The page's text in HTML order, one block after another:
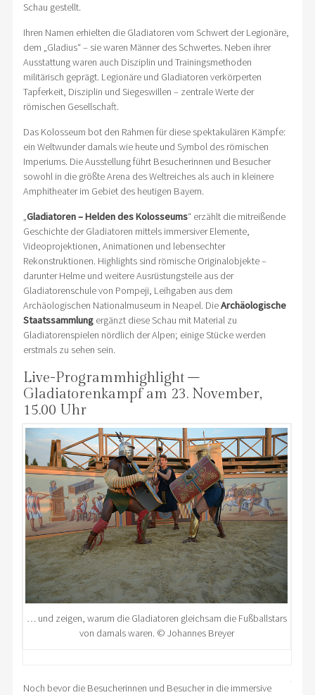
Schau gestellt.
Ihren Namen erhielten die Gladiatoren vom Schwert der Legionäre,
dem „Gladius“ – sie waren Männer des Schwertes. Neben ihrer
Ausstattung waren auch Disziplin und Trainingsmethoden
militärisch geprägt. Legionäre und Gladiatoren verkörperten
Tapferkeit, Disziplin und Siegeswillen – zentrale Werte der
römischen Gesellschaft.
Das Kolosseum bot den Rahmen für diese spektakulären Kämpfe:
ein Weltwunder damals wie heute und Symbol des römischen
Imperiums. Die Ausstellung führt Besucherinnen und Besucher
sowohl in die größte Arena des Weltreiches als auch in kleinere
Amphitheater im Gebiet des heutigen Bayern.
„Gladiatoren – Helden des Kolosseums“ erzählt die mitreißende
Geschichte der Gladiatoren mittels immersiver Elemente,
Videoprojektionen, Animationen und lebensechter
Rekonstruktionen. Highlights sind römische Originalobjekte –
darunter Helme und weitere Ausrüstungsteile aus der
Gladiatorenschule von Pompeji, Leihgaben aus dem
Archäologischen Nationalmuseum in Neapel. DieArchäologische
Staatssammlungergänzt diese Schau mit Material zu
Gladiatorenspielen nördlich der Alpen; einige Stücke werden
erstmals zu sehen sein.
Live-Programmhighlight –
Gladiatorenkampf am 23. November,
15.00 Uhr
… und zeigen, warum die Gladiatoren gleichsam die Fußballstars
von damals waren. © Johannes Breyer
Noch bevor die Besucherinnen und Besucher in die immersive